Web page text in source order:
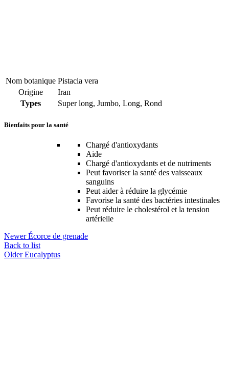
Nom botanique Pistacia vera
Origine
Iran
Types
Super long, Jumbo, Long, Rond
Bienfaits pour la santé
Chargé d'antioxydants
Aide
Chargé d'antioxydants et de nutriments
Peut favoriser la santé des vaisseaux
sanguins
Peut aider à réduire la glycémie
Favorise la santé des bactéries intestinales
Peut réduire le cholestérol et la tension
artérielle
Newer Écorce de grenade
Back to list
Older Eucalyptus